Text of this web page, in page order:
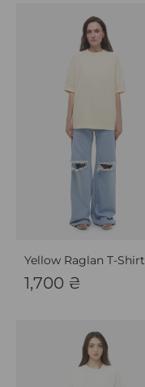
Yellow Raglan T-Shirt
1,700 ₴